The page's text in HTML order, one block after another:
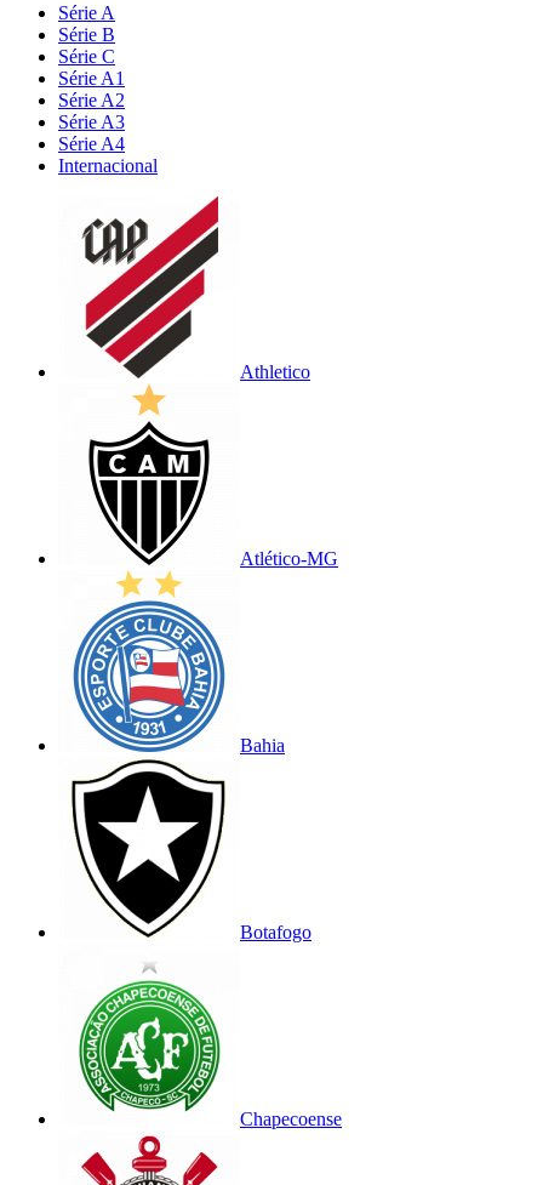
Série A
Série B
Série C
Série A1
Série A2
Série A3
Série A4
Internacional
Athletico
Atlético-MG
Bahia
Botafogo
Chapecoense